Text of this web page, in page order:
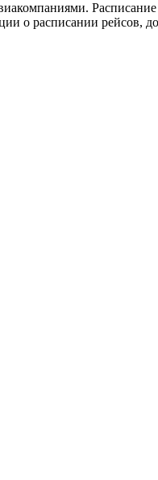
о расписании рейсов,